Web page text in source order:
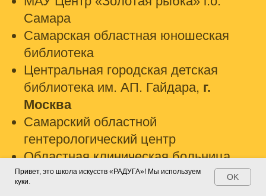
Самара
Самарская областная юношеская
библиотека
Центральная городская детская
библиотека им. АП. Гайдара, г.
Москва
Самарский областной
гентерологический центр
Областная клиническая больница
им.В.Д. Середавина
Привет, это школа искусств «РАДУГА»! Мы используем
куки.
OK